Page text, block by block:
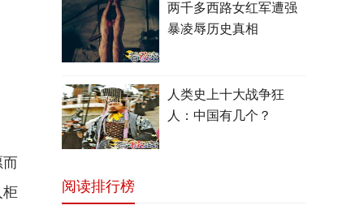
柜
两千多西路女红军遭强
暴凌辱历史真相
人类史上十大战争狂
人：中国有几个？
阅读排行榜